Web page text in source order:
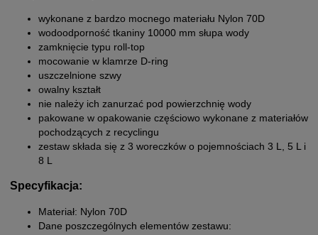
wykonane z bardzo mocnego materiału Nylon 70D
wodoodporność tkaniny 10000 mm słupa wody
zamknięcie typu roll-top
mocowanie w klamrze D-ring
uszczelnione szwy
owalny kształt
nie należy ich zanurzać pod powierzchnię wody
pakowane w opakowanie częściowo wykonane z materiałów
pochodzących z recyclingu
zestaw składa się z 3 woreczków o pojemnościach 3 L, 5 L i
8 L
Specyfikacja:
Materiał: Nylon 70D
Dane poszczególnych elementów zestawu: